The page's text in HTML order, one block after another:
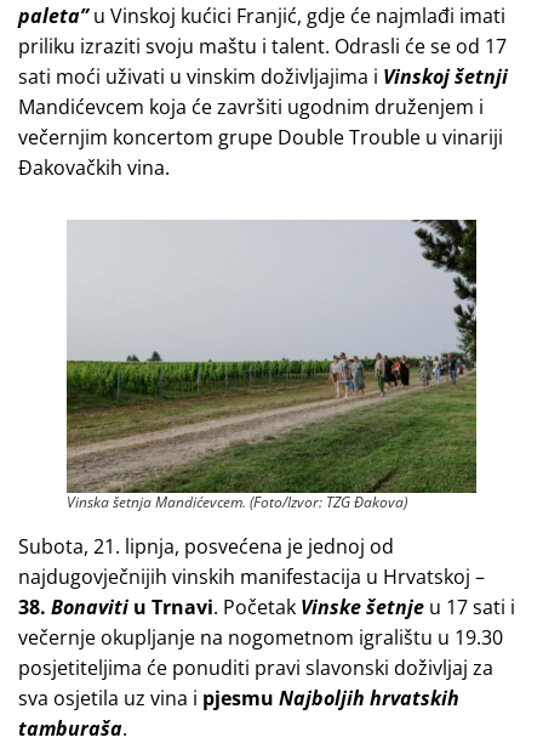
paleta” u Vinskoj kućici Franjić, gdje će najmlađi imati
priliku izraziti svoju maštu i talent. Odrasli će se od 17
sati moći uživati u vinskim doživljajima i Vinskoj šetnji
Mandićevcem koja će završiti ugodnim druženjem i
večernjim koncertom grupe Double Trouble u vinariji
Đakovačkih vina.
Vinska šetnja Mandićevcem. (Foto/Izvor: TZG Đakova)
Subota, 21. lipnja, posvećena je jednoj od
najdugovječnijih vinskih manifestacija u Hrvatskoj –
38. Bonaviti u Trnavi. Početak Vinske šetnje u 17 sati i
večernje okupljanje na nogometnom igralištu u 19.30
posjetiteljima će ponuditi pravi slavonski doživljaj za
sva osjetila uz vina i pjesmu Najboljih hrvatskih
tamburaša.